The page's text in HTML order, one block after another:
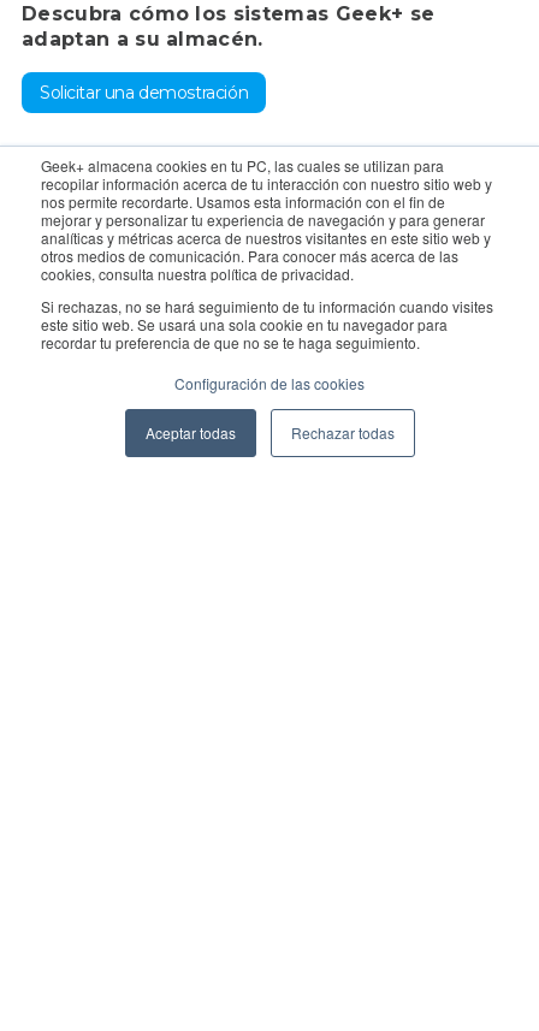
Geek+ almacena cookies en tu PC, las cuales se utilizan para
recopilar información acerca de tu interacción con nuestro sitio web y
nos permite recordarte. Usamos esta información con el fin de
mejorar y personalizar tu experiencia de navegación y para generar
analíticas y métricas acerca de nuestros visitantes en este sitio web y
otros medios de comunicación. Para conocer más acerca de las
cookies, consulta nuestra política de privacidad.
Si rechazas, no se hará seguimiento de tu información cuando visites
este sitio web. Se usará una sola cookie en tu navegador para
recordar tu preferencia de que no se te haga seguimiento.
Configuración de las cookies
Aceptar todas Rechazar todas
Descubra cómo los sistemas Geek+ se
adaptan a su almacén.
Solicitar una demostración
Para consultas, póngase en contacto con el departamento de
ventas:sales@geekplus.com. Para promociones, póngase en
contacto con el departamento de relaciones públicas:
pr@geekplus.com
Copyright © 2026 Geekplus Technology Co., Ltd. All rights
reserved.
Legal Become a partner